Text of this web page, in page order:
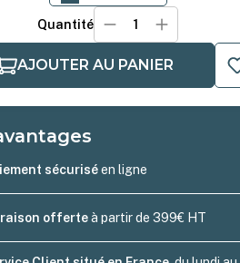
Quantité
AJOUTER AU PANIER
sécuriséen ligne
offerteà partir de 399€ HT